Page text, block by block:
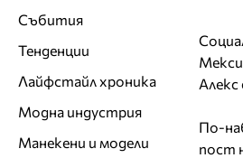
Алекс
По-
пост
Събития
Тенденции
Лайфстайл хроника
Модна индустрия
Манекени и модели